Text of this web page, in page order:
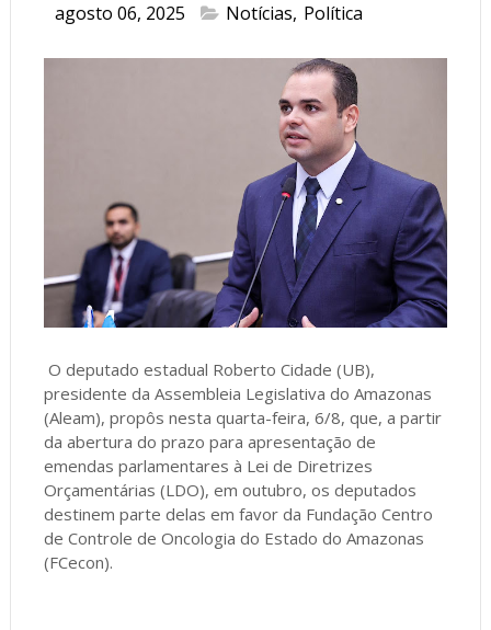
agosto 06, 2025 Notícias, Política
O deputado estadual Roberto Cidade (UB),
presidente da Assembleia Legislativa do Amazonas
(Aleam), propôs nesta quarta-feira, 6/8, que, a partir
da abertura do prazo para apresentação de
emendas parlamentares à Lei de Diretrizes
Orçamentárias (LDO), em outubro, os deputados
destinem parte delas em favor da Fundação Centro
de Controle de Oncologia do Estado do Amazonas
(FCecon).